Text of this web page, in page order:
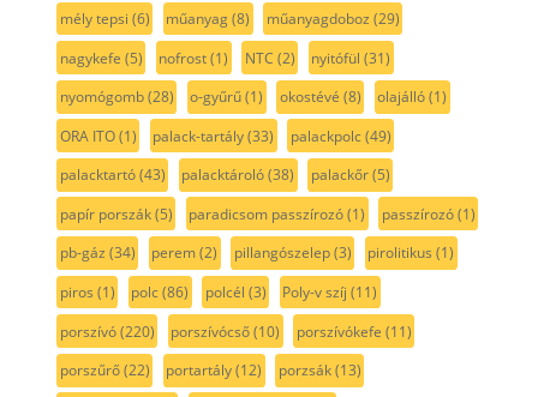
mély tepsi (6) műanyag(8) műanyagdoboz (29)
nagykefe (5) nofrost(1) NTC (2) nyitófül (31)
nyomógomb(28) o-gyűrű(1) okostévé (8) olajálló(1)
ORA ITO(1) palack-tartály(33) palackpolc(49)
palacktartó(43) palacktároló(38) palackőr(5)
papír porszák(5) paradicsom passzírozó(1) passzírozó(1)
pb-gáz (34) perem(2) pillangószelep(3) pirolitikus (1)
piros (1) polc(86) polcél (3) Poly-v szíj (11)
porszívó(220) porszívócső(10) porszívókefe (11)
porszűrő(22) portartály(12) porzsák(13)